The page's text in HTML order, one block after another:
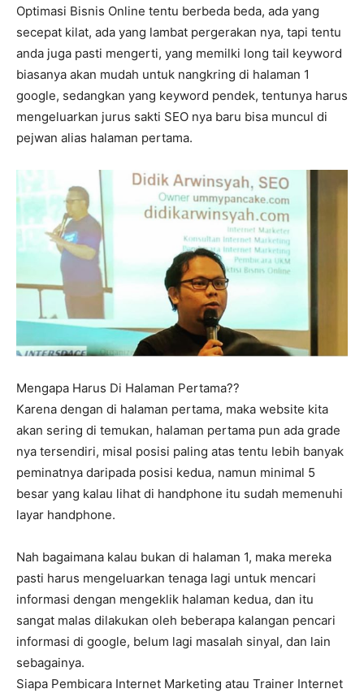
Optimasi Bisnis Online tentu berbeda beda, ada yang
secepat kilat, ada yang lambat pergerakan nya, tapi tentu
anda juga pasti mengerti, yang memilki long tail keyword
biasanya akan mudah untuk nangkring di halaman 1
google, sedangkan yang keyword pendek, tentunya harus
mengeluarkan jurus sakti SEO nya baru bisa muncul di
pejwan alias halaman pertama.
Mengapa Harus Di Halaman Pertama??
Karena dengan di halaman pertama, maka website kita
akan sering di temukan, halaman pertama pun ada grade
nya tersendiri, misal posisi paling atas tentu lebih banyak
peminatnya daripada posisi kedua, namun minimal 5
besar yang kalau lihat di handphone itu sudah memenuhi
layar handphone.
Nah bagaimana kalau bukan di halaman 1, maka mereka
pasti harus mengeluarkan tenaga lagi untuk mencari
informasi dengan mengeklik halaman kedua, dan itu
sangat malas dilakukan oleh beberapa kalangan pencari
informasi di google, belum lagi masalah sinyal, dan lain
sebagainya.
Siapa Pembicara Internet Marketing atau Trainer Internet